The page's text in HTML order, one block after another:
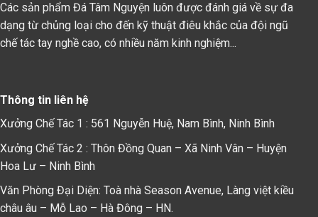
Các sản phẩm Đá Tâm Nguyện luôn được đánh giá về sự đa
dạng từ chủng loại cho đến kỹ thuật điêu khắc của đội ngũ
chế tác tay nghề cao, có nhiều năm kinh nghiệm...
Thông tin liên hệ
Xưởng Chế Tác 1 : 561 Nguyễn Huệ, Nam Bình, Ninh Bình
Xưởng Chế Tác 2 : Thôn Đồng Quan – Xã Ninh Vân – Huyện
Hoa Lư – Ninh Bình
Văn Phòng Đại Diện: Toà nhà Season Avenue, Làng việt kiều
châu âu – Mỗ Lao – Hà Đông – HN.